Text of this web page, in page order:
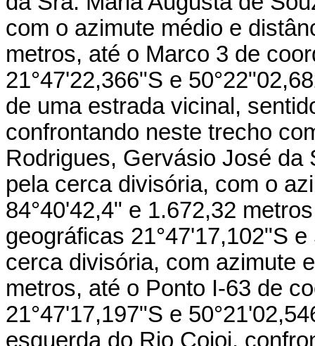
com o azimute médio e
metros, até o Marco 3 de
21°47'22,366"S e
de uma estrada vicinal,
confrontando neste trecho
Rodrigues, Gervásio José da
pela cerca divisória, com o
84°40'42,4" e 1.672,32
geográficas 21°47'17,102"S
cerca divisória, com azimute
metros, até o Ponto I-63 de
21°47'17,197"S e
esquerda do Rio Coioi,